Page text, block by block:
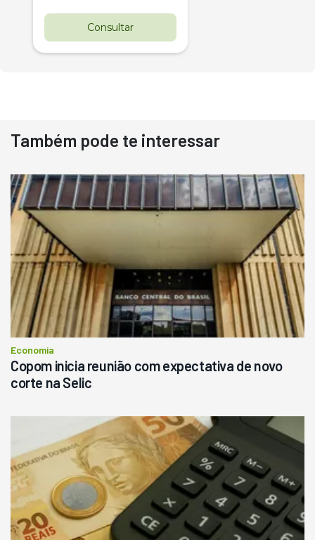
Consultar
Destaque
Usado
Pá Carregadeira Cat 966
Ano 1987
R$ 145.000
Consultar
Também pode te interessar
Economia
Copom inicia reunião com expectativa de novo
corte na Selic